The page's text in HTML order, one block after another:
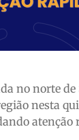
no norte
nesta